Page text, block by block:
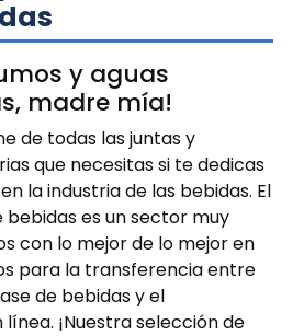
y aguas
madre mía!
de todas las juntas y
que necesitas si te dedicas
la industria de las bebidas. El
es un sector muy
con lo mejor de lo mejor en
para la transferencia entre
de bebidas y el
¡Nuestra selección de